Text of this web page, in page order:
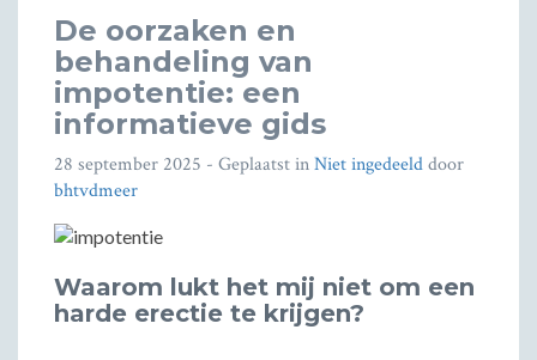
De oorzaken en
behandeling van
impotentie: een
informatieve gids
28 september 2025 - Geplaatst inNiet ingedeelddoor
bhtvdmeer
Waarom lukt het mij niet om een
harde erectie te krijgen?